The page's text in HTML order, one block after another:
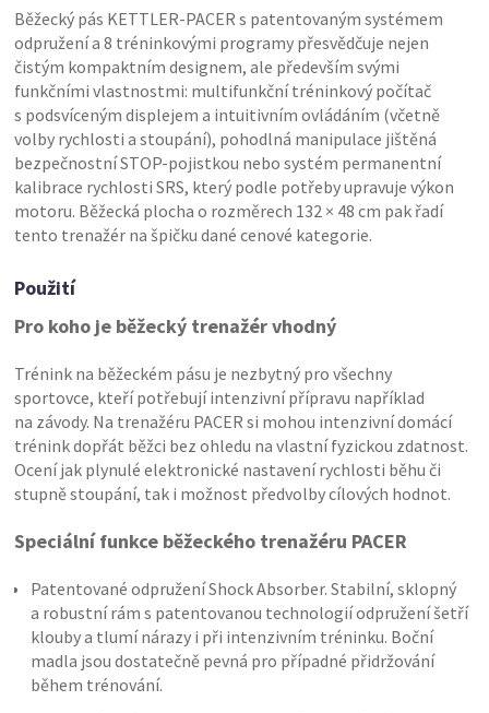
Běžecký pás KETTLER-PACER s patentovaným systémem
odpružení a 8 tréninkovými programy přesvědčuje nejen
čistým kompaktním designem, ale především svými
funkčními vlastnostmi: multifunkční tréninkový počítač
s podsvíceným displejem a intuitivním ovládáním (včetně
volby rychlosti a stoupání), pohodlná manipulace jištěná
bezpečnostní STOP-pojistkou nebo systém permanentní
kalibrace rychlosti SRS, který podle potřeby upravuje výkon
motoru. Běžecká plocha o rozměrech 132 × 48 cm pak řadí
tento trenažér na špičku dané cenové kategorie.
Použití
Pro koho je běžecký trenažér vhodný
Trénink na běžeckém pásu je nezbytný pro všechny
sportovce, kteří potřebují intenzivní přípravu například
na závody. Na trenažéru PACER si mohou intenzivní domácí
trénink dopřát běžci bez ohledu na vlastní fyzickou zdatnost.
Ocení jak plynulé elektronické nastavení rychlosti běhu či
stupně stoupání, tak i možnost předvolby cílových hodnot.
Speciální funkce běžeckého trenažéru PACER
Patentované odpružení Shock Absorber. Stabilní, sklopný
a robustní rám s patentovanou technologií odpružení šetří
klouby a tlumí nárazy i při intenzivním tréninku. Boční
madla jsou dostatečně pevná pro případné přidržování
během trénování.